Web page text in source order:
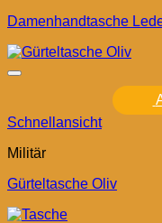
Damenhandtasche
Schnellansicht
Militär
Gürteltasche Oliv